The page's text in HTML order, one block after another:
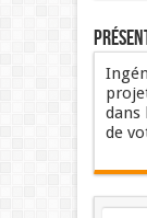
dans
de